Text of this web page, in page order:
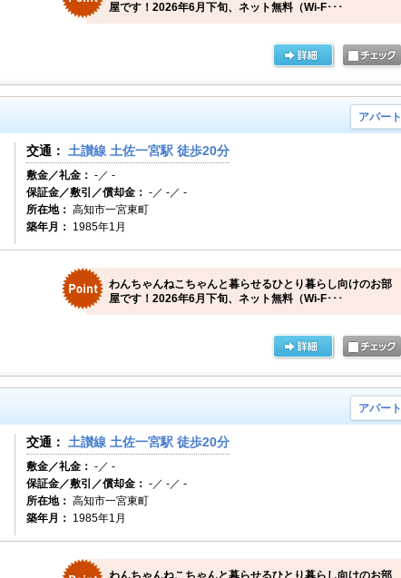
屋です！2026年6月下旬、ネット無料（Wi-F･･･
アパート
交通： 土讃線 土佐一宮駅 徒歩20分
敷金／礼金： -／ -
保証金／敷引／償却金： -／ -／ -
所在地： 高知市一宮東町
築年月： 1985年1月
わんちゃんねこちゃんと暮らせるひとり暮らし向けのお部
屋です！2026年6月下旬、ネット無料（Wi-F･･･
アパート
交通： 土讃線 土佐一宮駅 徒歩20分
敷金／礼金： -／ -
保証金／敷引／償却金： -／ -／ -
所在地： 高知市一宮東町
築年月： 1985年1月
わんちゃんねこちゃんと暮らせるひとり暮らし向けのお部